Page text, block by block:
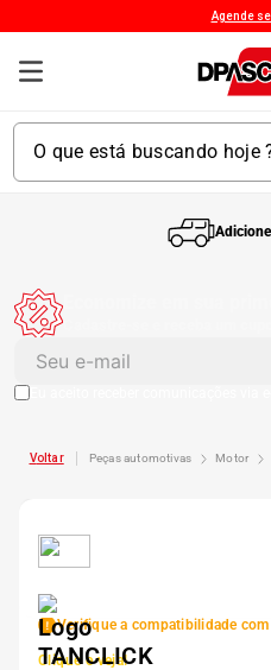
Agende
peças automotivas motor
Verifique a compatibilidade
Clique e veja!
2 º Kit Pneu
5º
6º